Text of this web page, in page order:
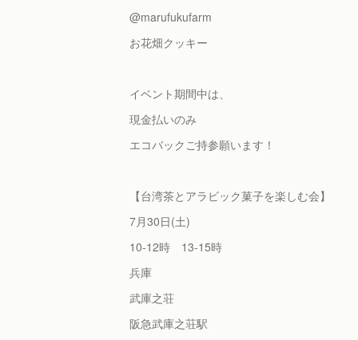
@marufukufarm
お花畑クッキー
イベント期間中は、
現金払いのみ
エコバックご持参願います！
【台湾茶とアラビック菓子を楽しむ会】
7月30日(土)
10-12時 13-15時
兵庫
武庫之荘
阪急武庫之荘駅